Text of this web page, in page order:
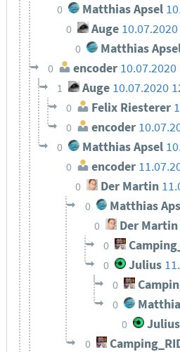
0 Matthias Apsel
0 Auge
0 Matthias
0 encoder 10.07.2020
1 Auge 10.07.2020
0 Felix Riesterer
0 encoder
0 Matthias Apsel
0 encoder
0 Der Martin
0 Matthias
0 Der Martin
0
0 Julius
0
0
0 Julius
0